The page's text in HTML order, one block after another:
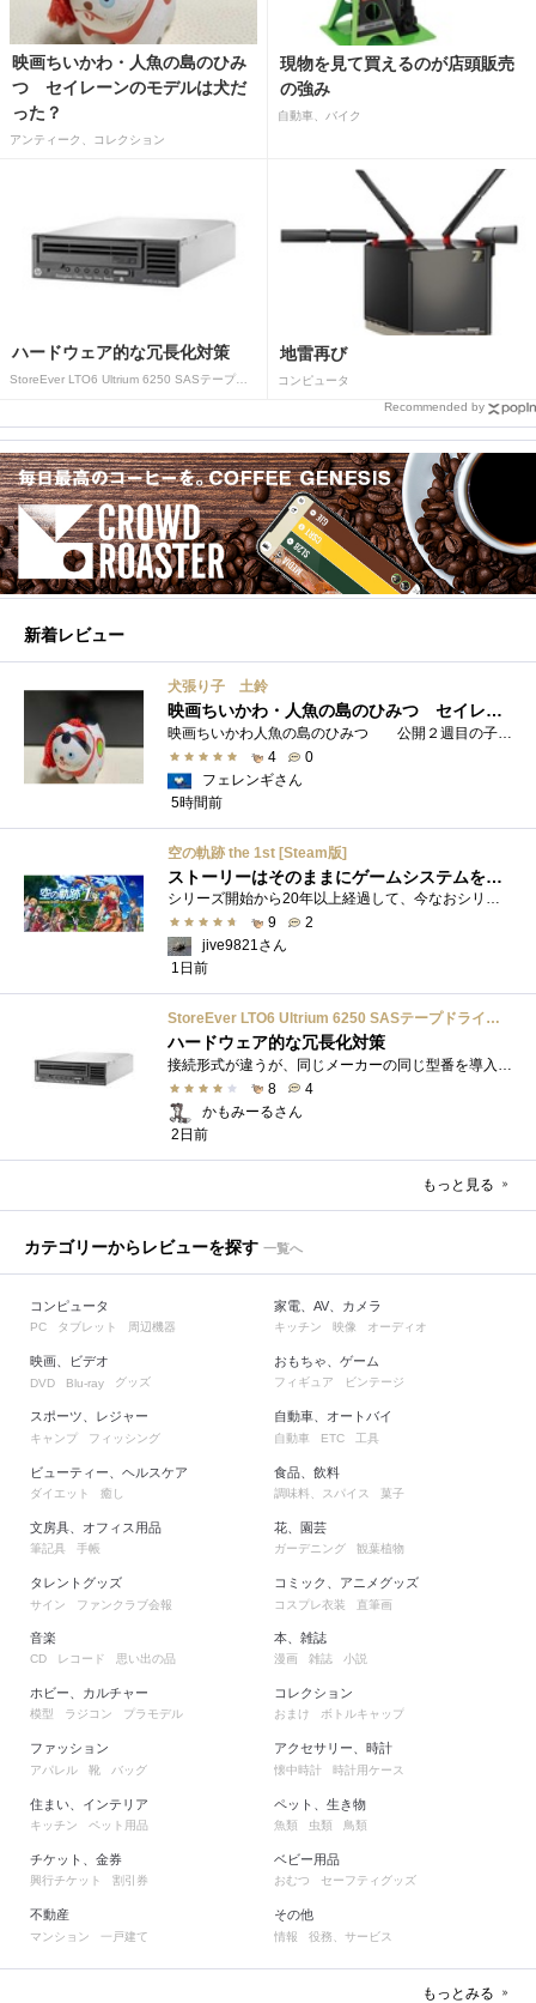
映画ちいかわ・人魚の島のひみ
つ セイレーンのモデルは犬だ
った？
アンティーク、コレクション
現物を見て買えるのが店頭販売
の強み
自動車、バイク
ハードウェア的な冗長化対策 地雷再び
コンピュータ
Recommended by
新着レビュー
犬張り子 土鈴
映画ちいかわ・人魚の島のひみつ セイレーンのモデルは犬だった？
映画ちいかわ人魚の島のひみつ 公開２週目の子どもさんの来場が制限されているレイトショーでも満席でしたし新たにボンドロシールの来場�...
4
0
フェレンギさん
5時間前
空の軌跡 the 1st [Steam版]
ストーリーはそのままにゲームシステムを現代化
シリーズ開始から20年以上経過して、今なおシリーズの完結が見えてこない日本ファルコムのストーリーRPG、「英雄伝説軌跡シリーズ」。シリーズ...
9
2
jive9821さん
1日前
StoreEver LTO6 Ultrium 6250 SASテープドライブ(内蔵型)
ハードウェア的な冗長化対策
8
4
かもみーるさん
2日前
もっと見る
カテゴリーからレビューを探す 一覧へ
コンピュータ
PC タブレット 周辺機器
映画、ビデオ
DVD Blu-ray グッズ
スポーツ、レジャー
キャンプ フィッシング
ビューティー、ヘルスケア
ダイエット 癒し
文房具、オフィス用品
筆記具 手帳
タレントグッズ
サイン ファンクラブ会報
家電、AV、カメラ
キッチン 映像 オーディオ
おもちゃ、ゲーム
フィギュア ビンテージ
自動車、オートバイ
自動車 ETC 工具
食品、飲料
調味料、スパイス 菓子
花、園芸
ガーデニング 観葉植物
コミック、アニメグッズ
コスプレ衣装 直筆画
音楽
CD レコード 思い出の品
ホビー、カルチャー
模型 ラジコン プラモデル
ファッション
アパレル 靴 バッグ
住まい、インテリア
キッチン ペット用品
チケット、金券
興行チケット 割引券
不動産
マンション 一戸建て
本、雑誌
漫画 雑誌 小説
コレクション
おまけ ボトルキャップ
アクセサリー、時計
懐中時計 時計用ケース
ペット、生き物
魚類 虫類 鳥類
ベビー用品
おむつ セーフティグッズ
その他
情報 役務、サービス
もっとみる